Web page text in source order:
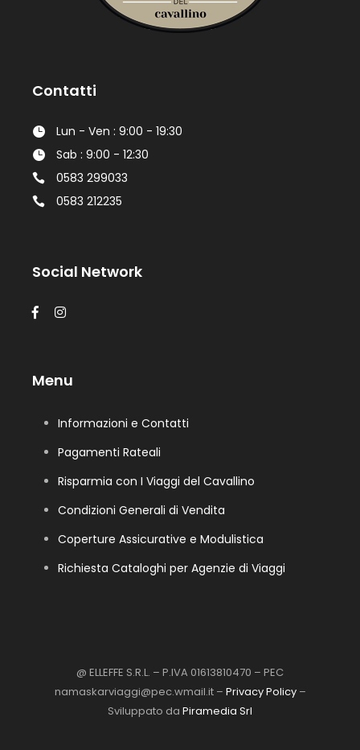
Contatti
Lun - Ven : 9:00 - 19:30
Sab : 9:00 - 12:30
0583 299033
0583 212235
Social Network
Menu
Informazioni e Contatti
Pagamenti Rateali
Risparmia con I Viaggi del Cavallino
Condizioni Generali di Vendita
Coperture Assicurative e Modulistica
Richiesta Cataloghi per Agenzie di Viaggi
@ ELLEFFE S.R.L. – P.IVA 01613810470 – PEC
namaskarviaggi@pec.wmail.it – Privacy Policy–
Sviluppato da Piramedia Srl